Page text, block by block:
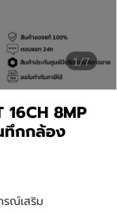
1/7
16CH 8MP
ทึกกล้อง
ณ์เสริม